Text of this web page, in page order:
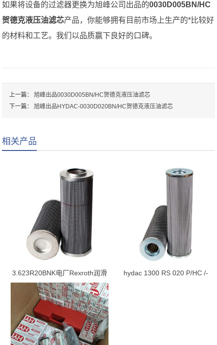
如果将设备的过滤器更换为旭峰公司出品的0030D005BN/HC
贺德克液压油滤芯产品，你能够拥有目前市场上生产的*比较好
的材料和工艺。我们以品质赢下良好的口碑。
上一篇：旭峰出品0030D005BN/HC贺德克液压油滤芯
下一篇：旭峰出品HYDAC-0030D020BN/HC贺德克液压油滤芯
相关产品
3.623R20BNK电厂Rexroth润滑
油站滤芯
hydac 1300 RS 020 P/HC /-